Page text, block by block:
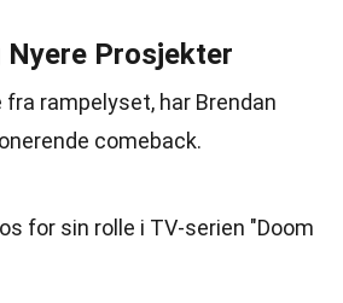
Nyere Prosjekter
rampelyset, har Brendan
comeback.
for sin rolle i TV-serien "Doom